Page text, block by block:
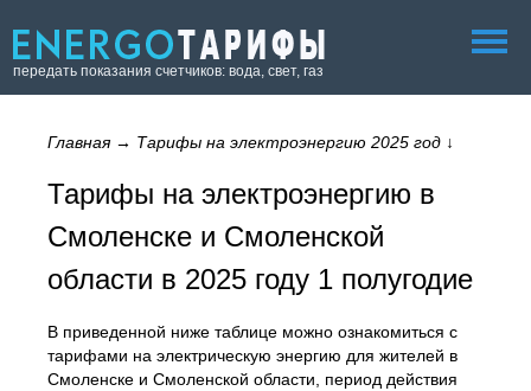
передать показания счетчиков: вода, свет, газ
Главная→ Тарифы на электроэнергию 2025 год ↓
Тарифы на электроэнергию в
Смоленске и Смоленской
области в 2025 году 1 полугодие
В приведенной ниже таблице можно ознакомиться с
тарифами на электрическую энергию для жителей в
Смоленске и Смоленской области, период действия